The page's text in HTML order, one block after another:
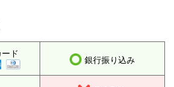
ド
銀行振り込み